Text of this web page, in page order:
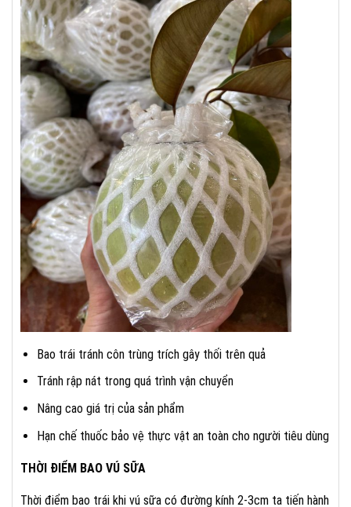
Bao trái tránh côn trùng trích gây thối trên quả
Tránh rập nát trong quá trình vận chuyển
Nâng cao giá trị của sản phẩm
Hạn chế thuốc bảo vệ thực vật an toàn cho người tiêu dùng
THỜI ĐIỂM BAO VÚ SỮA
Thời điểm bao trái khi vú sữa có đường kính 2-3cm ta tiến hành